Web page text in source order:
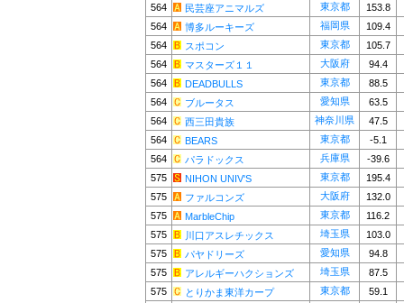
564
民芸座アニマルズ 東京都
153.8
564
博多ルーキーズ 福岡県
109.4
564
スポコン 東京都
105.7
564
マスターズ１１ 大阪府
94.4
564
DEADBULLS 東京都
88.5
564
ブルータス 愛知県
63.5
564
西三田貴族 神奈川県
47.5
564
BEARS 東京都
-5.1
564
パラドックス 兵庫県
-39.6
575
NIHON UNIV'S 東京都
195.4
575
ファルコンズ 大阪府
132.0
575
MarbleChip 東京都
116.2
575
川口アスレチックス 埼玉県
103.0
575
パヤドリーズ 愛知県
94.8
575
アレルギーハクションズ 埼玉県
87.5
575
とりかま東洋カープ 東京都
59.1